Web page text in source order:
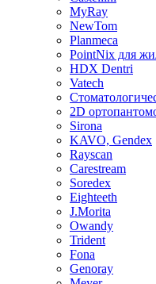
MyRay
NewTom
Planmeca
PointNix для
HDX Dentri
Vatech
2D
Sirona
KAVO, Gendex
Rayscan
Carestream
Soredex
Eighteeth
J.Morita
Owandy
Trident
Fona
Genoray